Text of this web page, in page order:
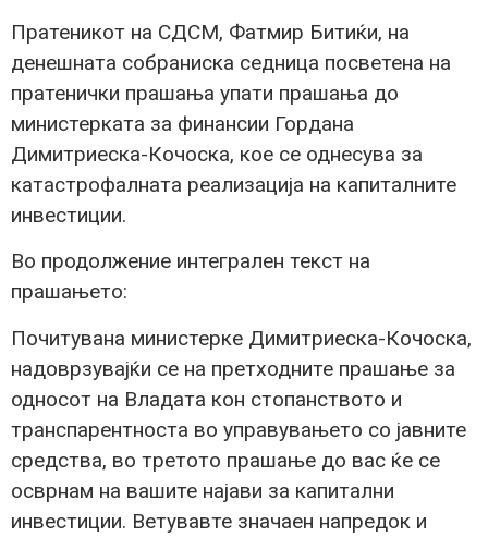
Пратеникот на СДСМ, Фатмир Битиќи, на
денешната собраниска седница посветена на
пратенички прашања упати прашања до
министерката за финансии Гордана
Димитриеска-Кочоска, кое се однесува за
катастрофалната реализација на капиталните
инвестиции.
Во продолжение интегрален текст на
прашањето:
Почитувана министерке Димитриеска-Кочоска,
надоврзувајќи се на претходните прашање за
односот на Владата кон стопанството и
транспарентноста во управувањето со јавните
средства, во третото прашање до вас ќе се
осврнам на вашите најави за капитални
инвестиции. Ветувавте значаен напредок и